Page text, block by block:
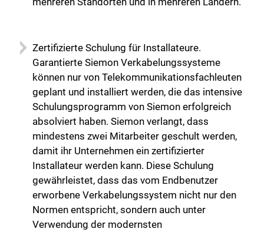
Zertifizierte Schulung für Installateure.
Garantierte Siemon Verkabelungssysteme
können nur von Telekommunikationsfachleuten
geplant und installiert werden, die das intensive
Schulungsprogramm von Siemon erfolgreich
absolviert haben. Siemon verlangt, dass
mindestens zwei Mitarbeiter geschult werden,
damit ihr Unternehmen ein zertifizierter
Installateur werden kann. Diese Schulung
gewährleistet, dass das vom Endbenutzer
erworbene Verkabelungssystem nicht nur den
Normen entspricht, sondern auch unter
Verwendung der modernsten